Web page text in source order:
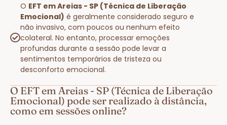
O EFT em Areias - SP (Técnica de Liberação
Emocional) é geralmente considerado seguro e
não invasivo, com poucos ou nenhum efeito
colateral. No entanto, processar emoções
profundas durante a sessão pode levar a
sentimentos temporários de tristeza ou
desconforto emocional.
O EFT em Areias - SP (Técnica de Liberação
Emocional) pode ser realizado à distância,
como em sessões online?